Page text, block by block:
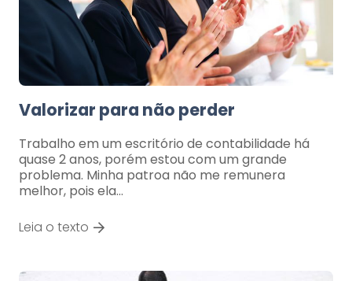
Valorizar para não perder
Trabalho em um escritório de contabilidade há
quase 2 anos, porém estou com um grande
problema. Minha patroa não me remunera
melhor, pois ela…
Leia o texto